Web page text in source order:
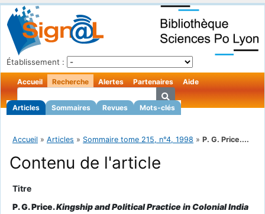
Établissement :
Accueil Recherche
Articles Sommaires Revues Mots-clés
Alertes Partenaires Aide
Accueil » Articles » Sommaire tome 215, n°4, 1998 » P. G. Price....
Contenu de l'article
Titre
P. G. Price.Kingship and Political Practice in Colonial India